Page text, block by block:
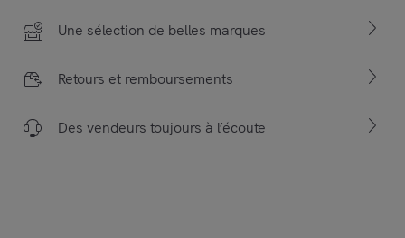
Une sélection de belles marques
Retours et remboursements
Des vendeurs toujours à l’écoute